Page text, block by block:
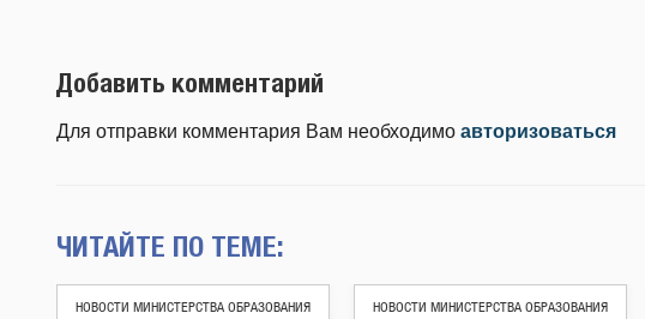
Добавить комментарий
Для отправки комментария Вам необходимо авторизоваться
ЧИТАЙТЕ ПО ТЕМЕ:
НОВОСТИ МИНИСТЕРСТВА ОБРАЗОВАНИЯ НОВОСТИ МИНИСТЕРСТВА ОБРАЗОВАНИЯ